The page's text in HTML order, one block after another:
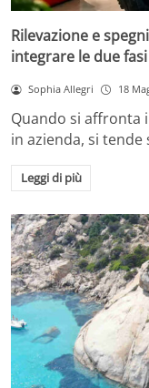
Rilevazione e
integrare le due fasi
Sophia Allegri 18
Quando si affronta
in azienda, si
Leggi di più